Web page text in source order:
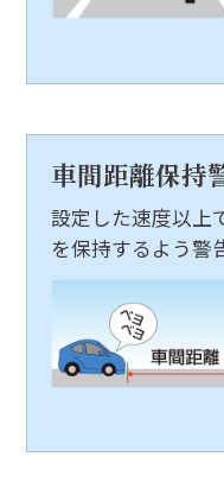
車間距離保持
設定した速度以上
を保持するよう警